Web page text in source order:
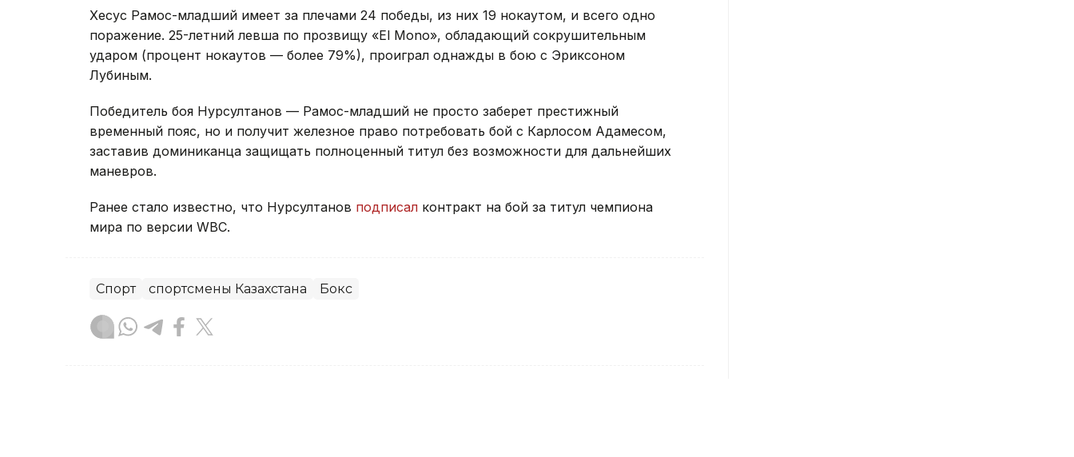
Хесус Рамос-младший имеет за плечами 24 победы, из них 19 нокаутом, и всего одно
поражение. 25-летний левша по прозвищу «El Mono», обладающий сокрушительным
ударом (процент нокаутов — более 79%), проиграл однажды в бою с Эриксоном
Лубиным.
Победитель боя Нурсултанов — Рамос-младший не просто заберет престижный
временный пояс, но и получит железное право потребовать бой с Карлосом Адамесом,
заставив доминиканца защищать полноценный титул без возможности для дальнейших
маневров.
Ранее стало известно, что Нурсултанов подписал контракт на бой за титул чемпиона
мира по версии WBC.
Спорт спортсмены Казахстана Бокс